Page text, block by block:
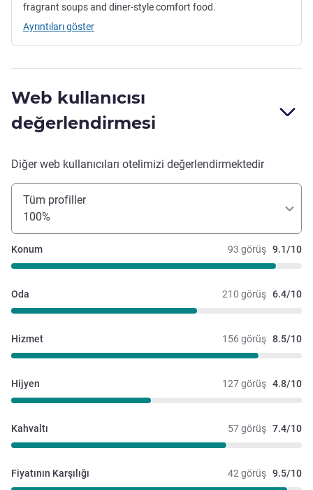
fragrant soups and diner-style comfort food.
Ayrıntıları göster
Web kullanıcısı
değerlendirmesi
Diğer web kullanıcıları otelimizi değerlendirmektedir
Tüm profiller
100%
93 görüş 9.1/10
Konum
210 görüş 6.4/10
Oda
156 görüş 8.5/10
Hizmet
127 görüş 4.8/10
Hijyen
57 görüş 7.4/10
Kahvaltı
42 görüş 9.5/10
Fiyatının Karşılığı